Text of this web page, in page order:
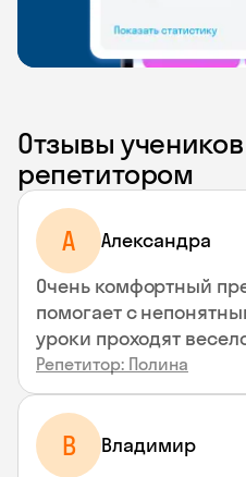
Отзывы
репетитором
A Aлександра
Очень комфортный
помогает с
уроки проходят
Репетитор: Полина
В Владимир